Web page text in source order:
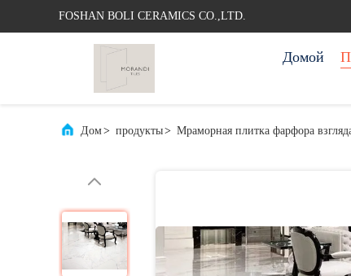
FOSHAN BOLI CERAMICS CO.,LTD.
Домой
Дом> продукты> Мраморная плитка фарфора